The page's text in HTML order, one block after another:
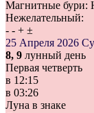
Магнитные бури:
Нежелательный:
- - + ±
25 Апреля 2026
8, 9 лунный день
Первая четверть
в 12:15
в 03:26
Луна в знаке